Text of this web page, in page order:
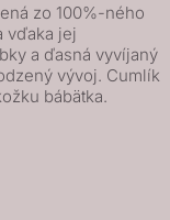
zo 100%-ného
vďaka jej
a ďasná vyvíjaný
vývoj. Cumlík
bábätka.